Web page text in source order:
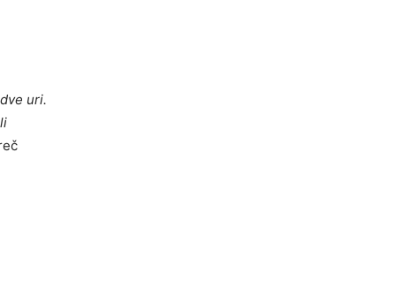
uri.